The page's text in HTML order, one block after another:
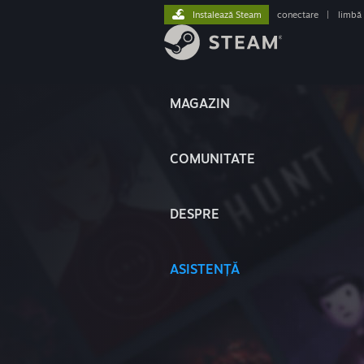
MAGAZIN
COMUNITATE
DESPRE
ASISTENȚĂ
Instalează Steam conectare limbă